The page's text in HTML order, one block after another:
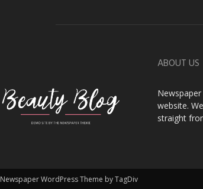
ABOUT US
website.
straight
WordPress Theme by TagDiv